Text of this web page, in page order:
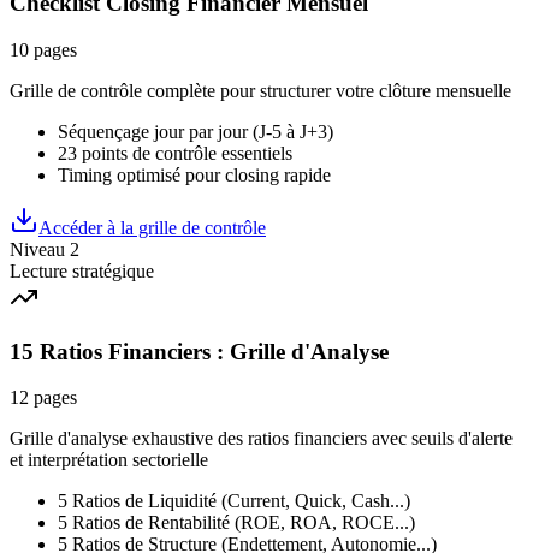
10 pages
Grille de contrôle complète pour structurer votre clôture mensuelle
Séquençage jour par jour (J-5 à J+3)
23 points de contrôle essentiels
Timing optimisé pour closing rapide
Accéder à la grille de contrôle
Niveau 2
Lecture stratégique
15 Ratios Financiers : Grille d'Analyse
12 pages
Grille d'analyse exhaustive des ratios financiers avec seuils d'alerte
et interprétation sectorielle
5 Ratios de Liquidité (Current, Quick, Cash...)
5 Ratios de Rentabilité (ROE, ROA, ROCE...)
5 Ratios de Structure (Endettement, Autonomie...)